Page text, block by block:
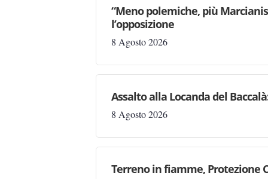
“Meno polemiche, più
l’opposizione
8 Agosto 2026
Assalto alla Locanda del
8 Agosto 2026
Terreno in fiamme, Protezione